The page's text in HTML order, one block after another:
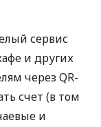
сервис
и других
через QR-
счет (в том
и